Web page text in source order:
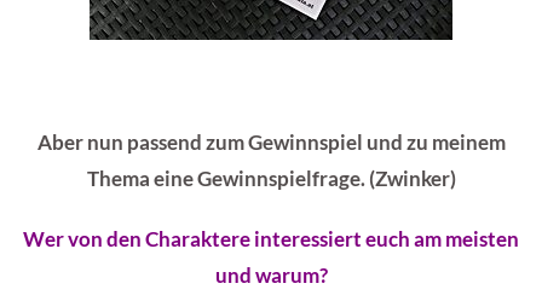
Aber nun passend zum Gewinnspiel und zu meinem
Thema eine Gewinnspielfrage. (Zwinker)
Wer von den Charaktere interessiert euch am meisten
und warum?